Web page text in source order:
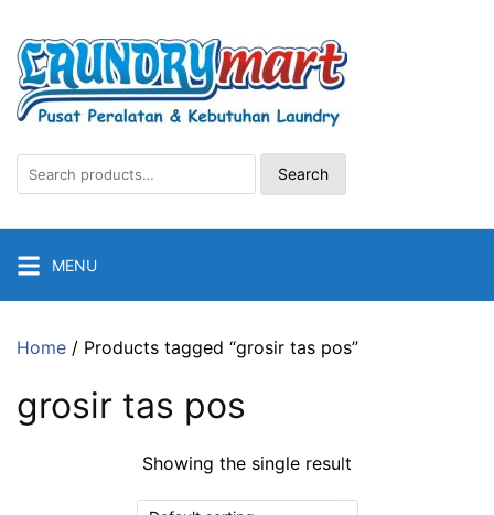
content
Search
for:
Search
MENU
Home / Products tagged “grosir tas pos”
grosir tas pos
Showing the single result